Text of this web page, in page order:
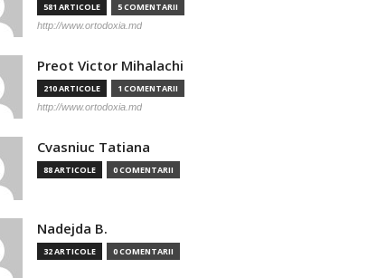
581 ARTICOLE 5 COMENTARII
http://www.ortodoxia.md
Preot Victor Mihalachi
210 ARTICOLE 1 COMENTARII
http://www.ortodoxia.md
Cvasniuc Tatiana
88 ARTICOLE 0 COMENTARII
Nadejda B.
32 ARTICOLE 0 COMENTARII